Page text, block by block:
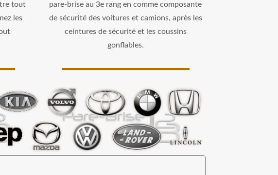
tout
les
pare-brise au 3e rang en comme composante
de sécurité des voitures et camions, après les
ceintures de sécurité et les coussins
gonflables.